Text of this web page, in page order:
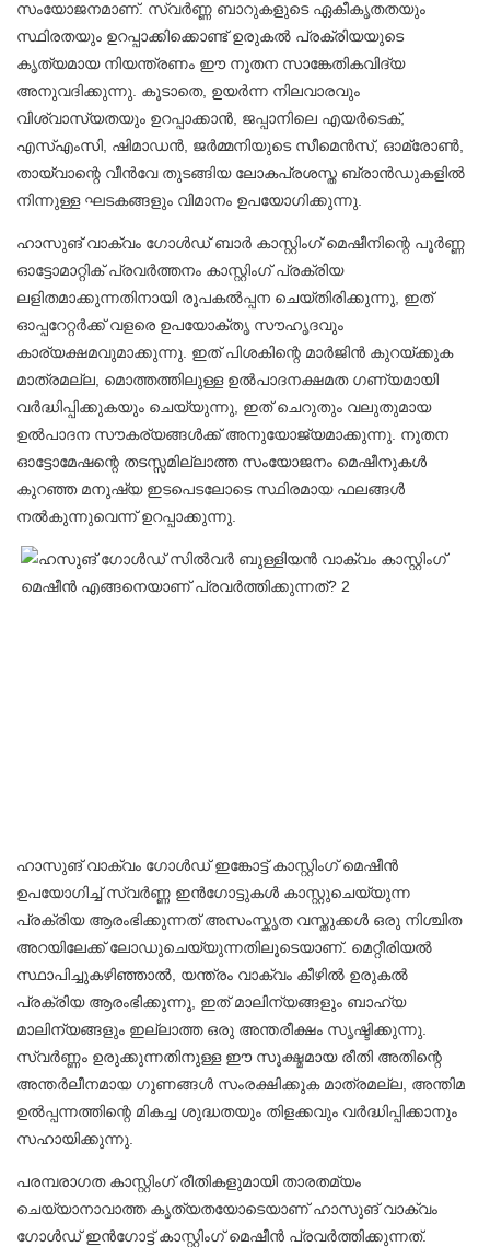
സംയോജനമാണ്. സ്വർണ്ണ ബാറുകളുടെ ഏകീകൃതതയും
സ്ഥിരതയും ഉറപ്പാക്കിക്കൊണ്ട് ഉരുകൽ പ്രക്രിയയുടെ
കൃത്യമായ നിയന്ത്രണം ഈ നൂതന സാങ്കേതികവിദ്യ
അനുവദിക്കുന്നു. കൂടാതെ, ഉയർന്ന നിലവാരവും
വിശ്വാസ്യതയും ഉറപ്പാക്കാൻ, ജപ്പാനിലെ എയർടെക്,
എസ്എംസി, ഷിമാഡൻ, ജർമ്മനിയുടെ സീമെൻസ്, ഓമ്രോൺ,
തായ്‌വാന്റെ വീൻവേ തുടങ്ങിയ ലോകപ്രശസ്ത ബ്രാൻഡുകളിൽ
നിന്നുള്ള ഘടകങ്ങളും വിമാനം ഉപയോഗിക്കുന്നു.
ഹാസുങ് വാക്വം ഗോൾഡ് ബാർ കാസ്റ്റിംഗ് മെഷീനിന്റെ പൂർണ്ണ
ഓട്ടോമാറ്റിക് പ്രവർത്തനം കാസ്റ്റിംഗ് പ്രക്രിയ
ലളിതമാക്കുന്നതിനായി രൂപകൽപ്പന ചെയ്‌തിരിക്കുന്നു, ഇത്
ഓപ്പറേറ്റർക്ക് വളരെ ഉപയോക്തൃ സൗഹൃദവും
കാര്യക്ഷമവുമാക്കുന്നു. ഇത് പിശകിന്റെ മാർജിൻ കുറയ്ക്കുക
മാത്രമല്ല, മൊത്തത്തിലുള്ള ഉൽ‌പാദനക്ഷമത ഗണ്യമായി
വർദ്ധിപ്പിക്കുകയും ചെയ്യുന്നു, ഇത് ചെറുതും വലുതുമായ
ഉൽ‌പാദന സൗകര്യങ്ങൾക്ക് അനുയോജ്യമാക്കുന്നു. നൂതന
ഓട്ടോമേഷന്റെ തടസ്സമില്ലാത്ത സംയോജനം മെഷീനുകൾ
കുറഞ്ഞ മനുഷ്യ ഇടപെടലോടെ സ്ഥിരമായ ഫലങ്ങൾ
നൽകുന്നുവെന്ന് ഉറപ്പാക്കുന്നു.
ഹാസുങ് വാക്വം ഗോൾഡ് ഇങ്കോട്ട് കാസ്റ്റിംഗ് മെഷീൻ
ഉപയോഗിച്ച് സ്വർണ്ണ ഇൻഗോട്ടുകൾ കാസ്റ്റുചെയ്യുന്ന
പ്രക്രിയ ആരംഭിക്കുന്നത് അസംസ്കൃത വസ്തുക്കൾ ഒരു നിശ്ചിത
അറയിലേക്ക് ലോഡുചെയ്യുന്നതിലൂടെയാണ്. മെറ്റീരിയൽ
സ്ഥാപിച്ചുകഴിഞ്ഞാൽ, യന്ത്രം വാക്വം കീഴിൽ ഉരുകൽ
പ്രക്രിയ ആരംഭിക്കുന്നു, ഇത് മാലിന്യങ്ങളും ബാഹ്യ
മാലിന്യങ്ങളും ഇല്ലാത്ത ഒരു അന്തരീക്ഷം സൃഷ്ടിക്കുന്നു.
സ്വർണ്ണം ഉരുക്കുന്നതിനുള്ള ഈ സൂക്ഷ്മമായ രീതി അതിന്റെ
അന്തർലീനമായ ഗുണങ്ങൾ സംരക്ഷിക്കുക മാത്രമല്ല, അന്തിമ
ഉൽപ്പന്നത്തിന്റെ മികച്ച ശുദ്ധതയും തിളക്കവും വർദ്ധിപ്പിക്കാനും
സഹായിക്കുന്നു.
പരമ്പരാഗത കാസ്റ്റിംഗ് രീതികളുമായി താരതമ്യം
ചെയ്യാനാവാത്ത കൃത്യതയോടെയാണ് ഹാസുങ് വാക്വം
ഗോൾഡ് ഇൻഗോട്ട് കാസ്റ്റിംഗ് മെഷീൻ പ്രവർത്തിക്കുന്നത്.